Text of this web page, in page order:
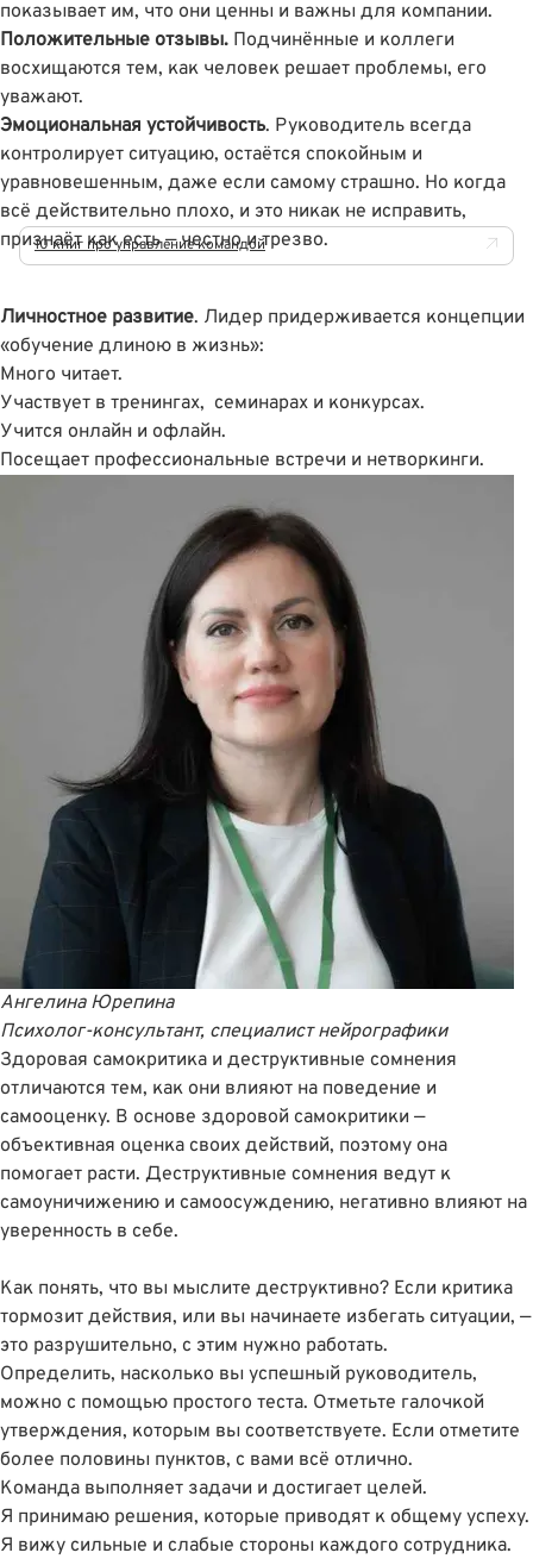
показывает им, что они ценны и важны для компании.
Положительные отзывы. Подчинённые и коллеги
восхищаются тем, как человек решает проблемы, его
уважают.
Эмоциональная устойчивость. Руководитель всегда
контролирует ситуацию, остаётся спокойным и
уравновешенным, даже если самому страшно. Но когда
всё действительно плохо, и это никак не исправить,
признаёт как есть — честно и трезво.
10 книг про управление командой
Личностное развитие. Лидер придерживается концепции
«обучение длиною в жизнь»:
Много читает.
Участвует в тренингах, семинарах и конкурсах.
Учится онлайн и офлайн.
Посещает профессиональные встречи и нетворкинги.
Ангелина Юрепина
Психолог-консультант, специалист нейрографики
Здоровая самокритика и деструктивные сомнения
отличаются тем, как они влияют на поведение и
самооценку. В основе здоровой самокритики —
объективная оценка своих действий, поэтому она
помогает расти. Деструктивные сомнения ведут к
самоуничижению и самоосуждению, негативно влияют на
уверенность в себе.
Как понять, что вы мыслите деструктивно? Если критика
тормозит действия, или вы начинаете избегать ситуации, —
это разрушительно, с этим нужно работать.
Определить, насколько вы успешный руководитель,
можно с помощью простого теста. Отметьте галочкой
утверждения, которым вы соответствуете. Если отметите
более половины пунктов, с вами всё отлично.
Команда выполняет задачи и достигает целей.
Я принимаю решения, которые приводят к общему успеху.
Я вижу сильные и слабые стороны каждого сотрудника.